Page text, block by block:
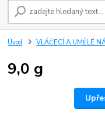
Úvod VLÁČECÍ A UMĚLÉ
9,0 g